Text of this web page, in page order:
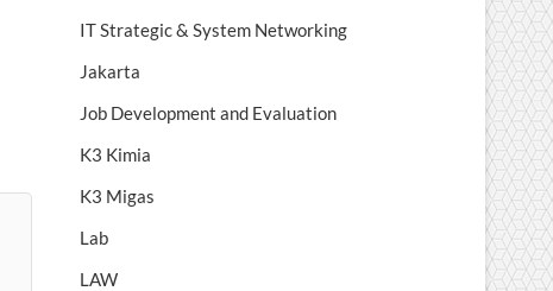
IT Strategic & System Networking
Jakarta
Job Development and Evaluation
K3 Kimia
K3 Migas
Lab
LAW